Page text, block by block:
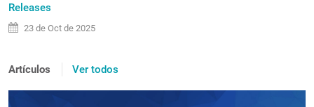
Releases
23 de Oct de 2025
Artículos Ver todos